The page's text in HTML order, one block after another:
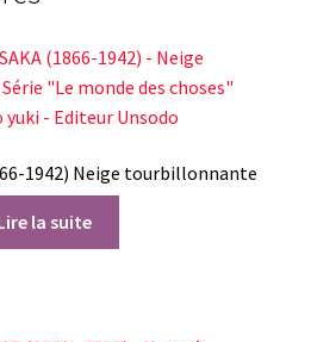
1942) Neige tourbillonnante
la suite